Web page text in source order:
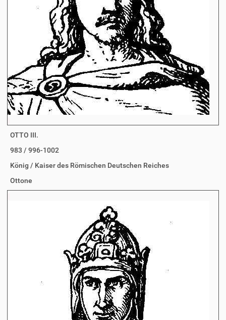
OTTO III.
983 / 996-1002
König / Kaiser des Römischen Deutschen Reiches
Ottone